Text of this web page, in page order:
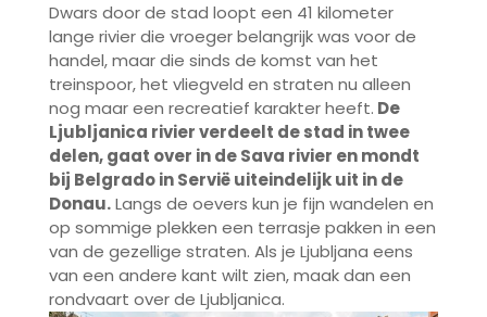
Dwars door de stad loopt een 41 kilometer
lange rivier die vroeger belangrijk was voor de
handel, maar die sinds de komst van het
treinspoor, het vliegveld en straten nu alleen
nog maar een recreatief karakter heeft. De
Ljubljanica rivier verdeelt de stad in twee
delen, gaat over in de Sava rivier en mondt
bij Belgrado in Servië uiteindelijk uit in de
Donau.Langs de oevers kun je fijn wandelen en
op sommige plekken een terrasje pakken in een
van de gezellige straten. Als je Ljubljana eens
van een andere kant wilt zien, maak dan een
rondvaart over de Ljubljanica.